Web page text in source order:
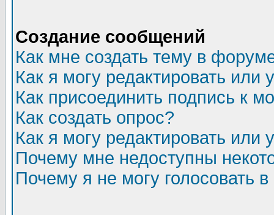
Создание сообщений
Как мне создать тему в
Как я могу редактировать или
Как присоединить подпись к
Как создать опрос?
Как я могу редактировать или
Почему мне недоступны
Почему я не могу голосовать